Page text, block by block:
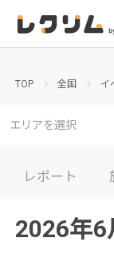
TOP 全国 イ
エリアを選択
レポート
2026年6